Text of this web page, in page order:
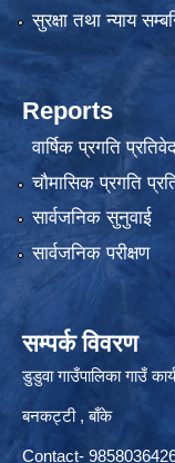
सुरक्षा तथा न्याय
Reports
वार्षिक प्रगति
चौमासिक प्रगति
सार्वजनिक सुनुवाई
सार्वजनिक परीक्षण
सम्पर्क विवरण
डुडुवा गाउँपालिका गाउँ
बनकट्टी , बाँके
Contact-